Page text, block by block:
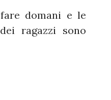
domani e le
ragazzi sono